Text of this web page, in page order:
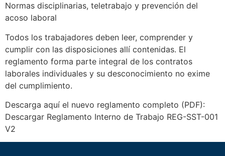
Normas disciplinarias, teletrabajo y prevención del
acoso laboral
Todos los trabajadores deben leer, comprender y
cumplir con las disposiciones allí contenidas. El
reglamento forma parte integral de los contratos
laborales individuales y su desconocimiento no exime
del cumplimiento.
Descarga aquí el nuevo reglamento completo (PDF):
Descargar Reglamento Interno de Trabajo REG-SST-001
V2